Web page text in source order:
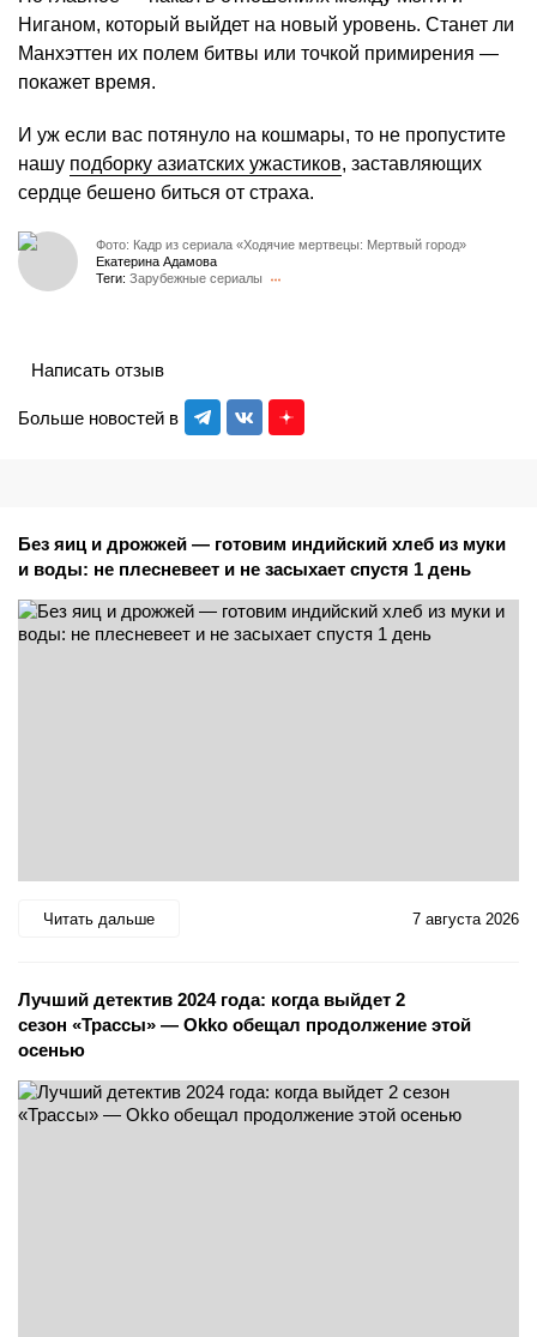
Ниганом, который выйдет на новый уровень. Станет ли
Манхэттен их полем битвы или точкой примирения —
покажет время.
И уж если вас потянуло на кошмары, то не пропустите
нашу подборку азиатских ужастиков, заставляющих
сердце бешено биться от страха.
Фото: Кадр из сериала «Ходячие мертвецы: Мертвый город»
Екатерина Адамова
Теги: Зарубежные сериалы
Больше новостей в
Написать отзыв
Без яиц и дрожжей — готовим индийский хлеб из муки
и воды: не плесневеет и не засыхает спустя 1 день
Читать дальше 7 августа 2026
Лучший детектив 2024 года: когда выйдет 2
сезон «Трассы» — Okko обещал продолжение этой
осенью